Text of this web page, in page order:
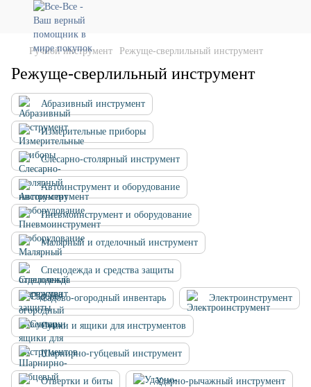
Ручной инструмент Режуще-сверлильный инструмент
Режуще-сверлильный инструмент
Абразивный инструмент
Измерительные приборы
Слесарно-столярный инструмент
Автоинструмент и оборудование
Пневмоинструмент и оборудование
Малярный и отделочный инструмент
Спецодежда и средства защиты
Садово-огородный инвентарь Электроинструмент
Сумки и ящики для инструментов
Шарнирно-губцевый инструмент
Отвертки и биты Ударно-рычажный инструмент